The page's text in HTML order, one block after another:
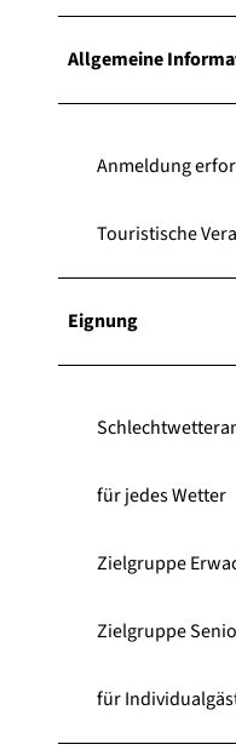
Allgemeine
Anmeldung
Touristische
Eignung
für jedes Wetter
Zielgruppe
Zielgruppe
für